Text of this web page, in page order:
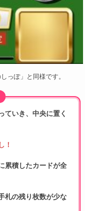
っぽ」と同様です。
ていき、中央に置く
！
累積したカードが全
札の残り枚数が少な